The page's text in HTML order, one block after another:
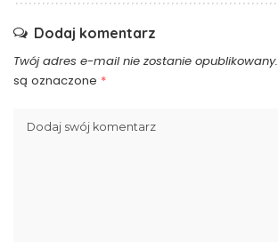
Dodaj komentarz
Twój adres e-mail nie zostanie opublikowany.
są oznaczone *